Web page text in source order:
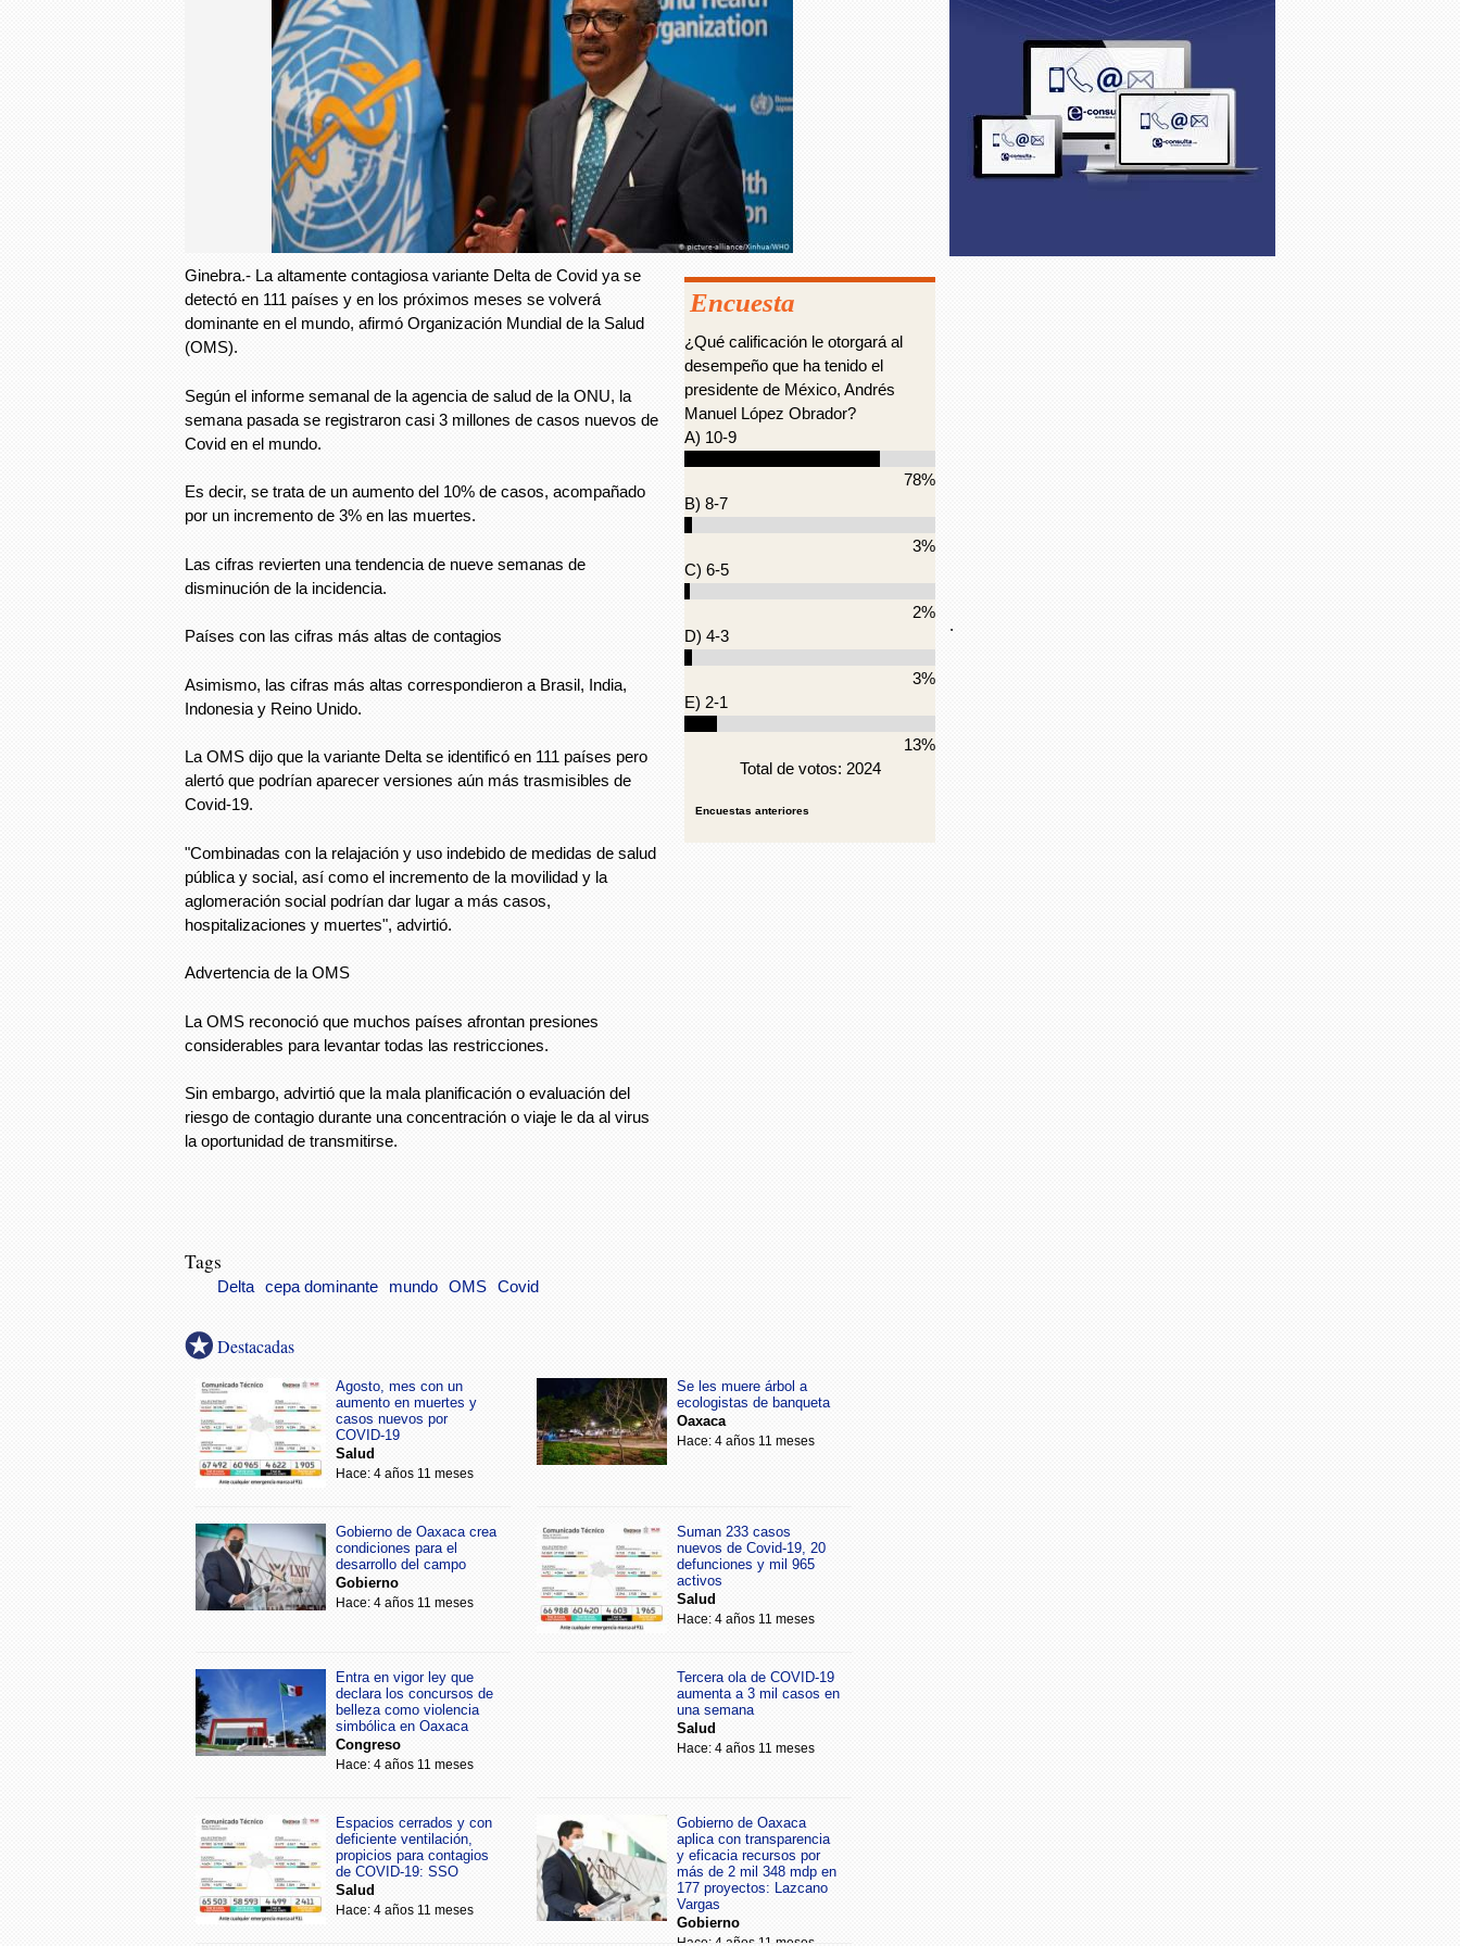
Ginebra.- La altamente contagiosa variante Delta de Covid ya se
detectó en 111 países y en los próximos meses se volverá
dominante en el mundo, afirmó Organización Mundial de la Salud
(OMS).
Según el informe semanal de la agencia de salud de la ONU, la
semana pasada se registraron casi 3 millones de casos nuevos de
Covid en el mundo.
Es decir, se trata de un aumento del 10% de casos, acompañado
por un incremento de 3% en las muertes.
Las cifras revierten una tendencia de nueve semanas de
disminución de la incidencia.
Países con las cifras más altas de contagios
Asimismo, las cifras más altas correspondieron a Brasil, India,
Indonesia y Reino Unido.
La OMS dijo que la variante Delta se identificó en 111 países pero
alertó que podrían aparecer versiones aún más trasmisibles de
Covid-19.
"Combinadas con la relajación y uso indebido de medidas de salud
pública y social, así como el incremento de la movilidad y la
aglomeración social podrían dar lugar a más casos,
hospitalizaciones y muertes", advirtió.
Advertencia de la OMS
La OMS reconoció que muchos países afrontan presiones
considerables para levantar todas las restricciones.
Sin embargo, advirtió que la mala planificación o evaluación del
riesgo de contagio durante una concentración o viaje le da al virus
la oportunidad de transmitirse.
Encuesta
¿Qué calificación le otorgará al
desempeño que ha tenido el
presidente de México, Andrés
Manuel López Obrador?
A) 10-9
78%
B) 8-7
3%
C) 6-5
2%
D) 4-3
3%
E) 2-1
13%
Total de votos: 2024
Encuestas anteriores
Tags
Delta cepa dominante mundo OMS Covid
Destacadas
Agosto, mes con un
aumento en muertes y
casos nuevos por
COVID-19
Salud
Hace: 4 años 11 meses
Se les muere árbol a
ecologistas de banqueta
Oaxaca
Hace: 4 años 11 meses
Gobierno de Oaxaca crea
condiciones para el
desarrollo del campo
Gobierno
Hace: 4 años 11 meses
Suman 233 casos
nuevos de Covid-19, 20
defunciones y mil 965
activos
Salud
Hace: 4 años 11 meses
Entra en vigor ley que
declara los concursos de
belleza como violencia
simbólica en Oaxaca
Congreso
Hace: 4 años 11 meses
Tercera ola de COVID-19
aumenta a 3 mil casos en
una semana
Salud
Hace: 4 años 11 meses
Espacios cerrados y con
deficiente ventilación,
propicios para contagios
de COVID-19: SSO
Salud
Hace: 4 años 11 meses
Gobierno de Oaxaca
aplica con transparencia
y eficacia recursos por
más de 2 mil 348 mdp en
177 proyectos: Lazcano
Vargas
Gobierno
Hace: 4 años 11 meses
.